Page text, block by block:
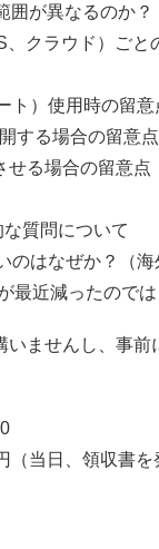
囲が異なるのか？
クラウド）ごと
ト）使用時の留意
する場合の留意
る場合の留意
質問について
はなぜか？（海
最近減ったので
ませんし、事
当日、領収書を